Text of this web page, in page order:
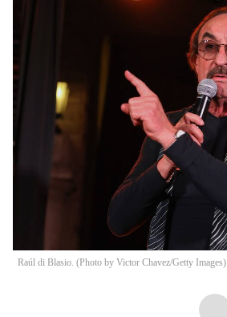
Raúl di Blasio. (Photo by Victor Chavez/Getty Images)